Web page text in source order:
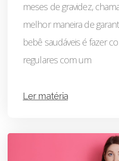
meses de gravidez,
melhor maneira de
bebê saudáveis é fazer
regulares com um
Ler matéria